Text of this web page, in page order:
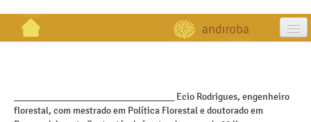
publicações
_________________________________ Ecio Rodrigues, engenheiro
florestal, com mestrado em Política Florestal e doutorado em